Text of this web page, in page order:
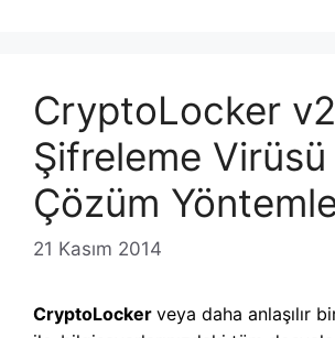
CryptoLocker
Şifreleme Virüsü
Çözüm
21 Kasım 2014
CryptoLocker veya daha anlaşılır